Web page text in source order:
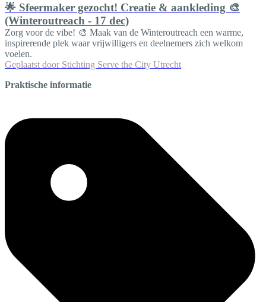
🌟 Sfeermaker gezocht! Creatie & aankleding 🎨
(Winteroutreach - 17 dec)
Zorg voor de vibe! 🎨 Maak van de Winteroutreach een warme,
inspirerende plek waar vrijwilligers en deelnemers zich welkom
voelen.
Geplaatst door Stichting Serve the City Utrecht
Praktische informatie